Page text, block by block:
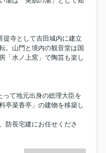
提寺として吉田城内に建立
。山門と境内の観音堂は国
「水ノ上窯」で陶芸も楽し
って地元出身の総理大臣を
亭菜香亭」の建物を移築し
防長宅建にお任せくださ